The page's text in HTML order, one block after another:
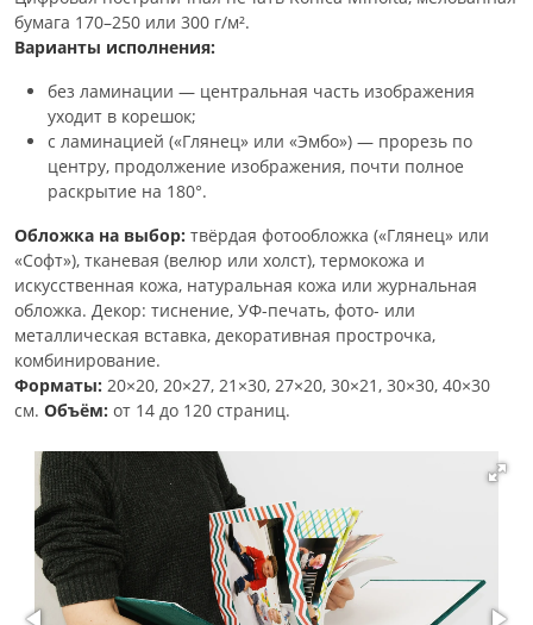
бумага 170–250 или 300 г/м².
Варианты исполнения:
без ламинации — центральная часть изображения
уходит в корешок;
с ламинацией («Глянец» или «Эмбо») — прорезь по
центру, продолжение изображения, почти полное
раскрытие на 180°.
Обложка на выбор: твёрдая фотообложка («Глянец» или
«Софт»), тканевая (велюр или холст), термокожа и
искусственная кожа, натуральная кожа или журнальная
обложка. Декор: тиснение, УФ-печать, фото- или
металлическая вставка, декоративная прострочка,
комбинирование.
Форматы: 20×20, 20×27, 21×30, 27×20, 30×21, 30×30, 40×30
см. Объём: от 14 до 120 страниц.